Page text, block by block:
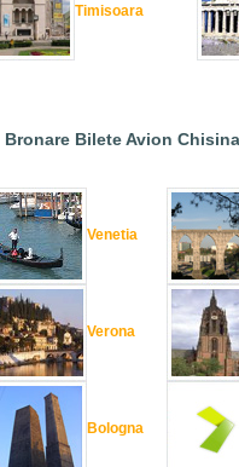
Timisoara
Bronare Bilete Avion
Venetia
Verona
Bologna